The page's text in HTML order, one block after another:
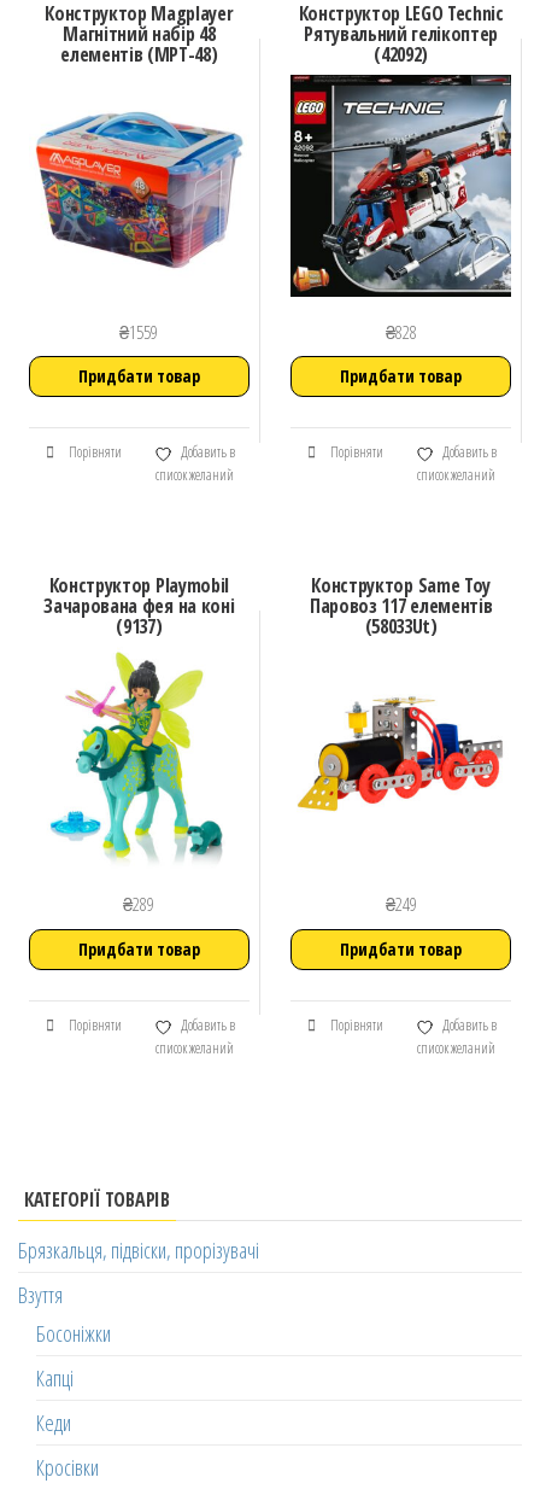
Конструктор Magplayer
Магнітний набір 48
елементів (MPT-48)
₴1559
Придбати товар
Порівняти
Добавить в
список желаний
Конструктор LEGO Technic
Рятувальний гелікоптер
(42092)
₴828
Придбати товар
Порівняти
Добавить в
список желаний
Конструктор Playmobil
Зачарована фея на коні
(9137)
₴289
Придбати товар
Порівняти
Добавить в
список желаний
Конструктор Same Toy
Паровоз 117 елементів
(58033Ut)
₴249
Придбати товар
Порівняти
Добавить в
список желаний
КАТЕГОРІЇ ТОВАРІВ
Брязкальця, підвіски, прорізувачі
Взуття
Босоніжки
Капці
Кеди
Кросівки